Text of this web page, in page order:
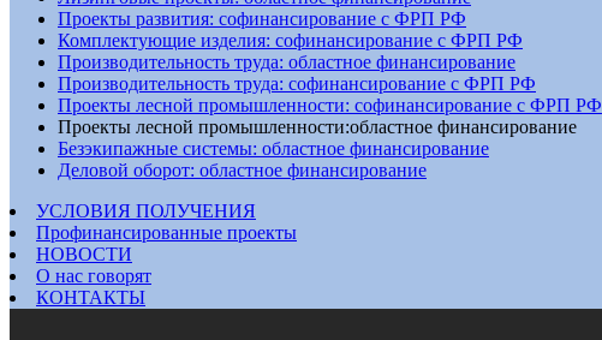
Проекты развития: софинансирование с ФРП РФ
Комплектующие изделия: софинансирование с ФРП РФ
Производительность труда: областное финансирование
Производительность труда: софинансирование с ФРП РФ
Проекты лесной промышленности: софинансирование с ФРП РФ
Проекты лесной промышленности:областное финансирование
Безэкипажные системы: областное финансирование
Деловой оборот: областное финансирование
УСЛОВИЯ ПОЛУЧЕНИЯ
Профинансированные проекты
НОВОСТИ
О нас говорят
КОНТАКТЫ